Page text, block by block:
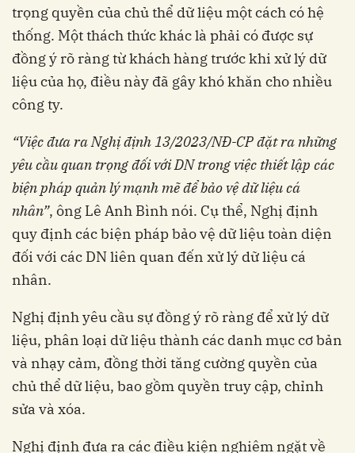
trọng quyền của chủ thể dữ liệu một cách có hệ
thống. Một thách thức khác là phải có được sự
đồng ý rõ ràng từ khách hàng trước khi xử lý dữ
liệu của họ, điều này đã gây khó khăn cho nhiều
công ty.
“Việc đưa ra Nghị định 13/2023/NĐ-CP đặt ra những
yêu cầu quan trọng đối với DN trong việc thiết lập các
biện pháp quản lý mạnh mẽ để bảo vệ dữ liệu cá
nhân”, ông Lê Anh Bình nói. Cụ thể, Nghị định
quy định các biện pháp bảo vệ dữ liệu toàn diện
đối với các DN liên quan đến xử lý dữ liệu cá
nhân.
Nghị định yêu cầu sự đồng ý rõ ràng để xử lý dữ
liệu, phân loại dữ liệu thành các danh mục cơ bản
và nhạy cảm, đồng thời tăng cường quyền của
chủ thể dữ liệu, bao gồm quyền truy cập, chỉnh
sửa và xóa.
Nghị định đưa ra các điều kiện nghiêm ngặt về